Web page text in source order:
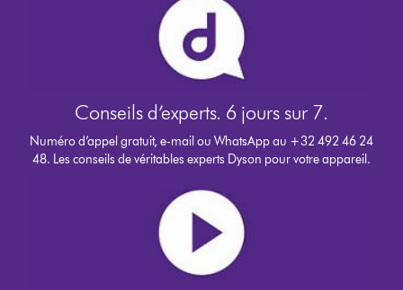
Conseils d’experts. 6 jours sur 7.
Numéro d’appel gratuit, e-mail ou WhatsApp au +32 492 46 24
48. Les conseils de véritables experts Dyson pour votre appareil.